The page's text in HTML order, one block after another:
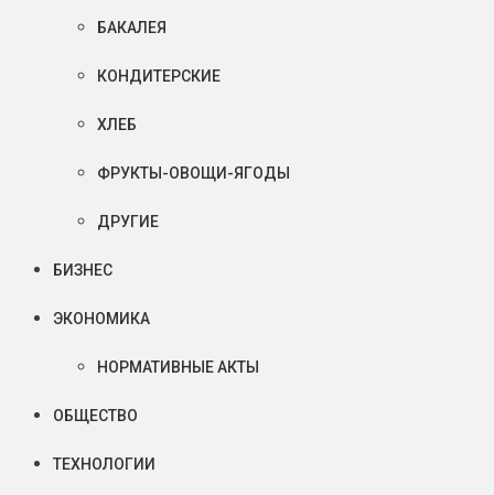
БАКАЛЕЯ
КОНДИТЕРСКИЕ
ХЛЕБ
ФРУКТЫ-ОВОЩИ-ЯГОДЫ
ДРУГИЕ
БИЗНЕС
ЭКОНОМИКА
НОРМАТИВНЫЕ АКТЫ
ОБЩЕСТВО
ТЕХНОЛОГИИ